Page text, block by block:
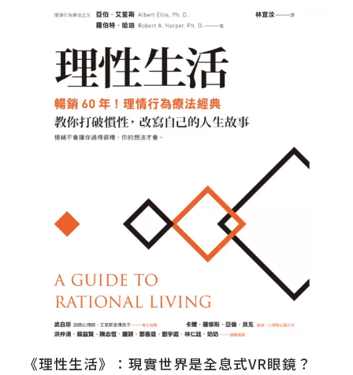
《理性生活》：現實世界是全息式VR眼鏡？